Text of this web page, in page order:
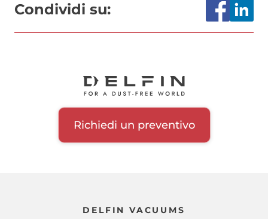
Condividi su:
Richiedi un preventivo
DELFIN VACUUMS